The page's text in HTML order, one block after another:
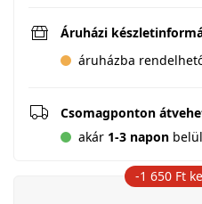
Áruházi
áruházba
Csomagponton
akár 1-3 napon
-1 650 Ft